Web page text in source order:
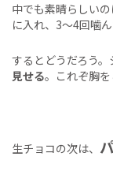
中でも素晴らしい
に入れ、3～4回噛
するとどうだろう。
見せる。これぞ胸
生チョコの次は、